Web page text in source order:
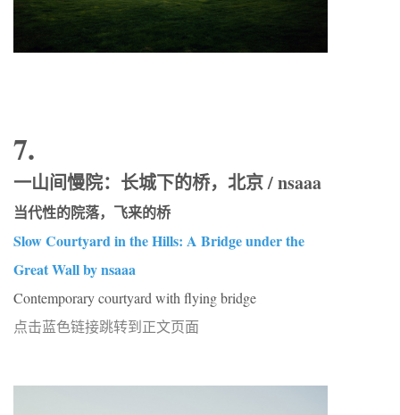
7.
一山间慢院：长城下的桥，北京 / nsaaa
当代性的院落，飞来的桥
Slow Courtyard in the Hills: A Bridge under the
Great Wall by nsaaa
Contemporary courtyard with flying bridge
点击蓝色链接跳转到正文页面